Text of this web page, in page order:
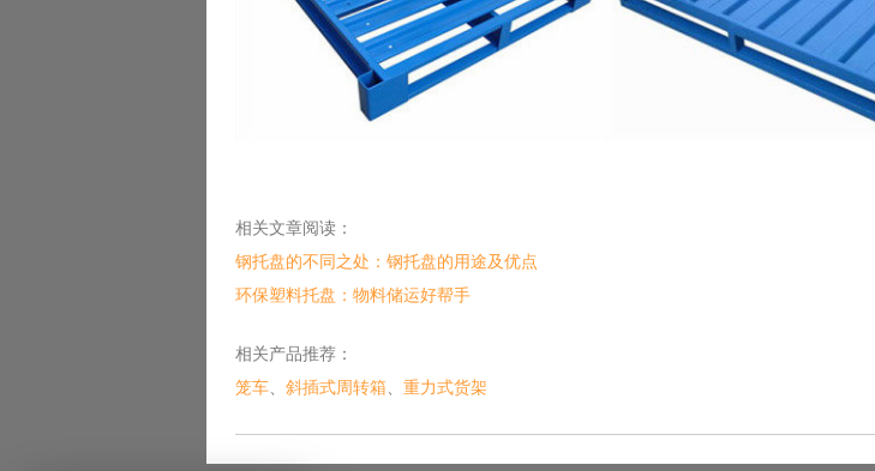
相关文章阅读：
钢托盘的不同之处：钢托盘的用途及优点
环保塑料托盘：物料储运好帮手
相关产品推荐：
笼车、 斜插式周转箱、 重力式货架